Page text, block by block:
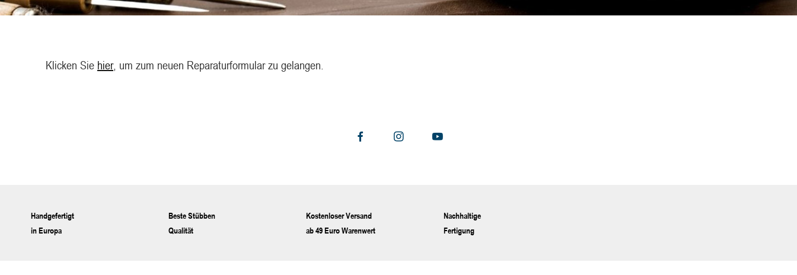
Klicken Sie hier, um zum neuen Reparaturformular zu gelangen.
Handgefertigt
in Europa
Beste Stübben
Qualität
Kostenloser Versand
ab 49 Euro Warenwert
Nachhaltige
Fertigung